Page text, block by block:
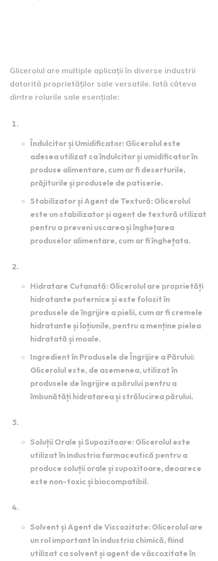
Glicerolul are multiple aplicații în diverse industrii
datorită proprietăților sale versatile. Iată câteva
dintre rolurile sale esențiale:
Îndulcitor și Umidificator: Glicerolul este
adesea utilizat ca îndulcitor și umidificator în
produse alimentare, cum ar fi deserturile,
prăjiturile și produsele de patiserie.
Stabilizator și Agent de Textură: Glicerolul
este un stabilizator și agent de textură utilizat
pentru a preveni uscarea și înghețarea
produselor alimentare, cum ar fi înghețata.
Hidratare Cutanată: Glicerolul are proprietăți
hidratante puternice și este folosit în
produsele de îngrijire a pielii, cum ar fi cremele
hidratante și loțiunile, pentru a menține pielea
hidratată și moale.
Ingredient în Produsele de Îngrijire a Părului:
Glicerolul este, de asemenea, utilizat în
produsele de îngrijire a părului pentru a
îmbunătăți hidratarea și strălucirea părului.
Soluții Orale și Supozitoare: Glicerolul este
utilizat în industria farmaceutică pentru a
produce soluții orale și supozitoare, deoarece
este non-toxic și biocompatibil.
Solvent și Agent de Viscozitate: Glicerolul are
un rol important în industria chimică, fiind
utilizat ca solvent și agent de vâscozitate în